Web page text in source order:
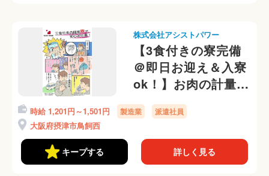
株式会社アシストパワー
【3食付きの寮完備
＠即日お迎え＆入寮
ok！】お肉の計量、
仕分けの軽作業！選
べる勤務時間帯＠
時給 1,201円～1,501円 製造業 派遣社員
大阪府摂津市鳥飼西
キープする 詳しく見る